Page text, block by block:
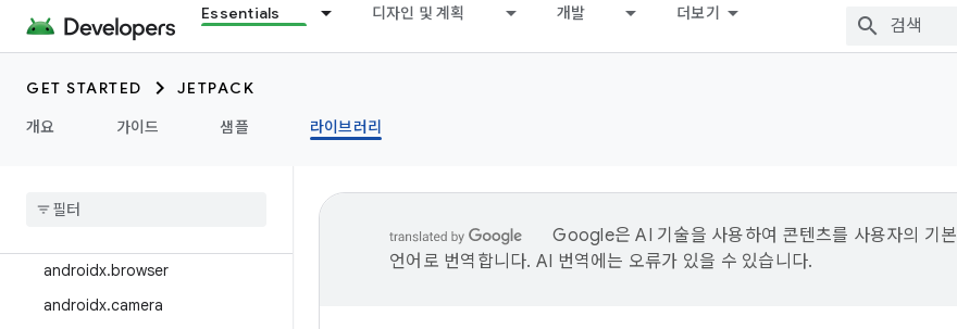
Essentials 디자인 및 계획 개발 더보기
GET STARTED
JETPACK
개요
가이드 샘플 라이브러리
androidx.appsearch
androidx.asynclayoutinflater
androidx.autofill
androidx
androidx.browser
androidx.camera
Google은 AI 기술을 사용하여 콘텐츠를 사용자의 기본
언어로 번역합니다. AI 번역에는 오류가 있을 수 있습니다.